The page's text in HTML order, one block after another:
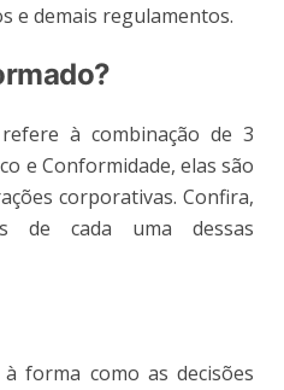
e demais regulamentos.
à combinação de 3
e Conformidade, elas são
corporativas. Confira,
de cada uma dessas
forma como as decisões